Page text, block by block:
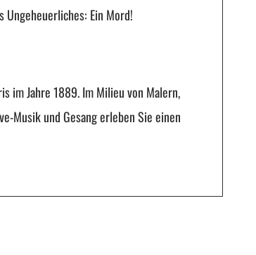
Ein Mord!
im Jahre 1889. Im Milieu von Malern,
Musik und Gesang erleben Sie einen